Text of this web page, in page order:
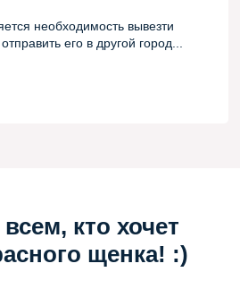
необходимость вывезти
его в другой город...
кто хочет
щенка! :)